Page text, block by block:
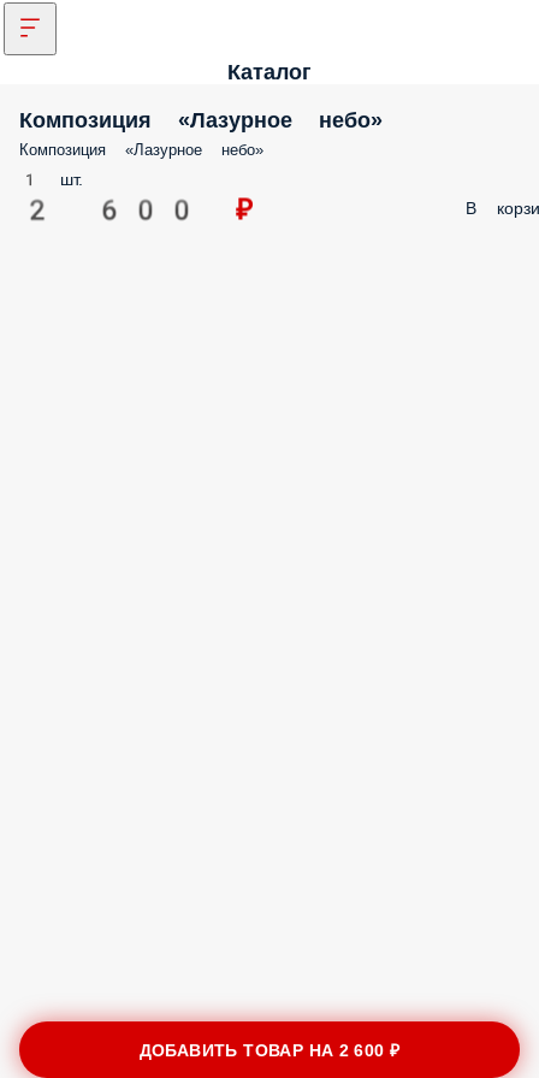
Каталог
Композиция «Лазурное небо»
Композиция «Лазурное небо»
1 шт.
2 600 ₽ В
ДОБАВИТЬ ТОВАР НА 2 600 ₽